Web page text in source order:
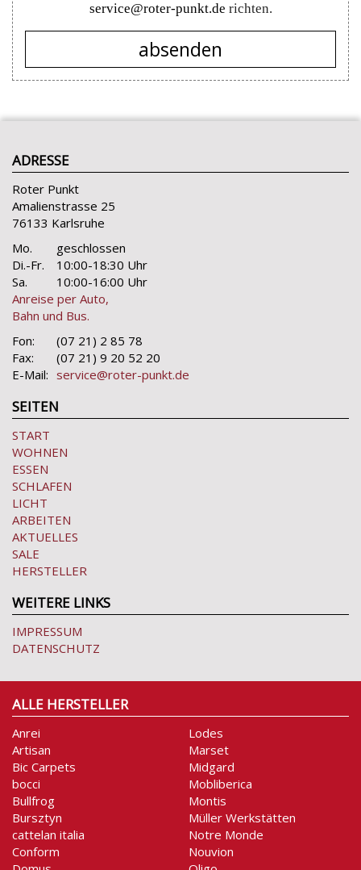
service@roter-punkt.de richten.
absenden
ADRESSE
Roter Punkt
Amalienstrasse 25
76133 Karlsruhe
Mo.
geschlossen
Di.-Fr.
10:00-18:30 Uhr
Sa.
10:00-16:00 Uhr
Anreise per Auto,
Bahn und Bus.
Fon:
(07 21) 2 85 78
Fax:
(07 21) 9 20 52 20
E-Mail: service@roter-punkt.de
SEITEN
START
WOHNEN
ESSEN
SCHLAFEN
LICHT
ARBEITEN
AKTUELLES
SALE
HERSTELLER
WEITERE LINKS
IMPRESSUM
DATENSCHUTZ
ALLE HERSTELLER
Anrei
Artisan
Bic Carpets
bocci
Bullfrog
Bursztyn
cattelan italia
Conform
Lodes
Marset
Midgard
Mobliberica
Montis
Müller Werkstätten
Notre Monde
Nouvion